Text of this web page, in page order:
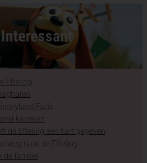
Interessant
Efteling
Paris
kastelen
de Efteling een hart gegeven
naar de Efteling
de familie